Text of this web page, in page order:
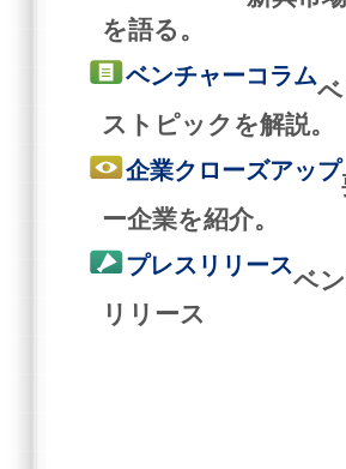
を語る。
ベンチャーコラム
ストピックを解説。
企業クローズアップ
ー企業を紹介。
プレスリリース
ベ
リリース